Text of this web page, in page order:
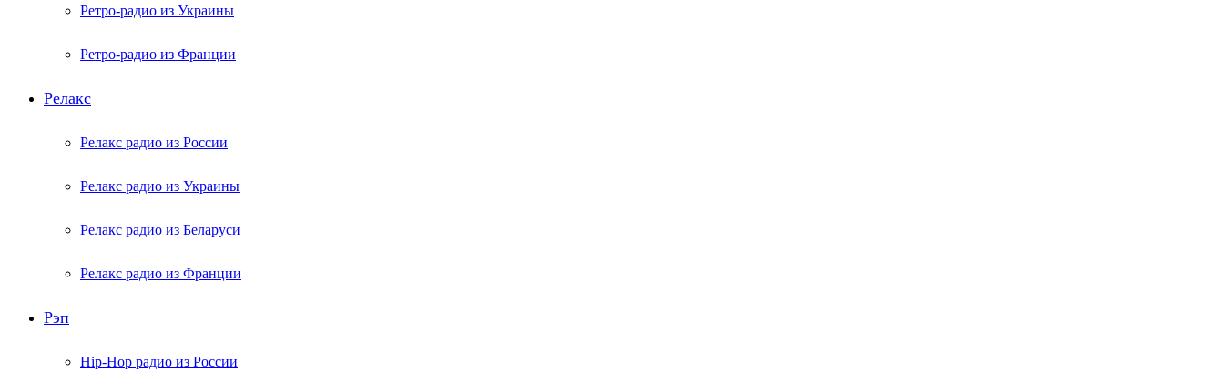
Ретро-радио из Украины
Ретро-радио из Франции
Релакс
Релакс радио из России
Релакс радио из Украины
Релакс радио из Беларуси
Релакс радио из Франции
Рэп
Hip-Hop радио из России